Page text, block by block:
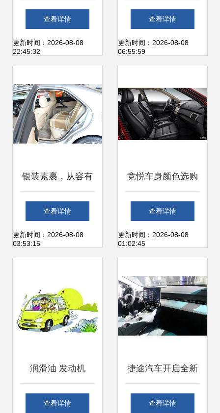
下的行业之光
查看详情
更新时间：2026-08-08
22:45:32
燃驾驶激情，诠释
时尚座舱美学
查看详情
更新时间：2026-08-08
06:55:59
银装素裹，从容有
度——锐志银金属
色的空间美学与实
查看详情
更新时间：2026-08-08
03:53:16
竞悦车身颜色选购
指南 淄博信息港汽
车频道助您轻松交
查看详情
更新时间：2026-08-08
01:02:45
润滑油 发动机
的“血液”——作用
查看详情
捷途汽车开启全新
山海序列，首款力
查看详情